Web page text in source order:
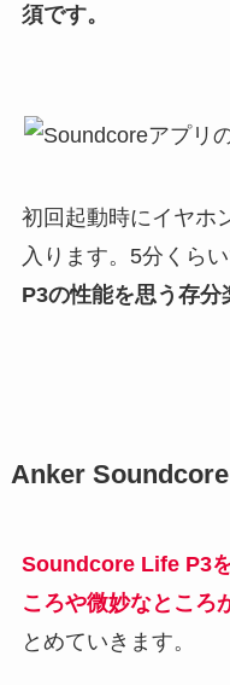
須です。
初回起動時にイヤホ
入ります。5分くら
P3の性能を思う存分
Anker
Soundcore Life P3
ころや微妙なところ
とめていきます。